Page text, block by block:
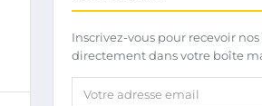
Inscrivez-vous pour recevoir
directement dans votre boîte
Votre adresse email